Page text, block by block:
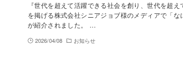
『世代を超えて活躍できる社会を創り、世代を超え
を掲げる株式会社シニアジョブ様のメディアで「
が紹介されました。 …
2026/04/08 お知らせ